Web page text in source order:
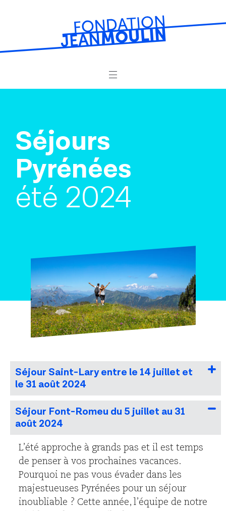
Résidences de vacances
Séjours jeunes
Crèches
Séjours
Pyrénées
été 2024
Séjour Saint-Lary entre le 14 juillet et
le 31 août 2024
Séjour Font-Romeu du 5 juillet au 31
août 2024
L’été approche à grands pas et il est temps
de penser à vos prochaines vacances.
Pourquoi ne pas vous évader dans les
majestueuses Pyrénées pour un séjour
inoubliable ? Cette année, l’équipe de notre